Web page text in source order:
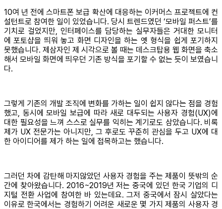
10여 년 전에 스마트폰 보급 확산에 대응하는 이커머스 프로젝트에 컨
설턴트로 참여한 일이 있었습니다. 당시 트렌드였던 ‘모바일 퍼스트’를
기치로 걸었지만, 인터페이스를 담당하는 실무자들은 거대한 모니터
에 포토샵을 띄워 놓고 화면 디자인을 하는 옛 형식을 쉽게 포기하지
못했습니다. 제삼자인 제 시각으로 볼 때는 데스크탑용 웹 화면을 축소
해서 모바일 화면에 띄우던 기존 방식을 포기할 수 없는 듯이 보였습니
다.
그렇게 기존의 개발 조직에 변화를 가하는 일이 쉽지 않다는 점을 경험
했고, 동시에 모바일 보급에 따라 새로 대두되는 사용자 경험(UX)에
대한 필요성을 느껴 스스로 실무를 익히는 계기로도 삼았습니다. 비록
제가 UX 전문가는 아니지만, 그 후로도 꾸준히 관심을 두고 UX에 대
한 아이디어를 제가 하는 일에 접목하고는 했습니다.
그러던 차에 감탄해 마지않았던 사용자 경험을 주는 제품이 뜻밖의 순
간에 찾아왔습니다. 2016~2019년 저는 중국에 있던 한국 기업의 디
지털 전환 사업에 참여한 바 있는데요. 그저 중국에서 잠시 살았다는
이유로 한국에서는 경험하기 어려운 새로운 몇 가지 제품의 사용자 경